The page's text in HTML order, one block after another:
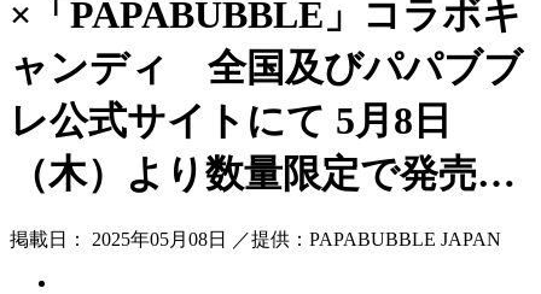
×「PAPABUBBLE」コラボキ
ャンディ 全国及びパパブブ
レ公式サイトにて 5月8日
（木）より数量限定で発売…
掲載日： 2025年05月08日 ／提供：PAPABUBBLE JAPAN